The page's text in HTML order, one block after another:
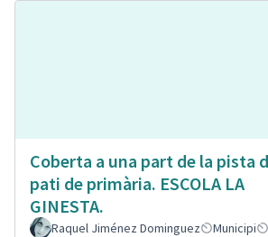
Coberta a una part de la pista
pati de primària. ESCOLA LA
GINESTA.
Raquel Jiménez Dominguez Municipi